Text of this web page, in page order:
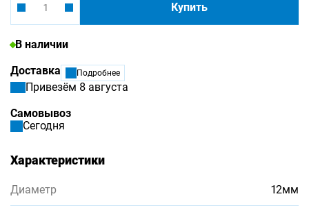
Купить
В наличии
Доставка
Подробнее
Привезём 8 августа
Самовывоз
Сегодня
Характеристики
Диаметр 12мм